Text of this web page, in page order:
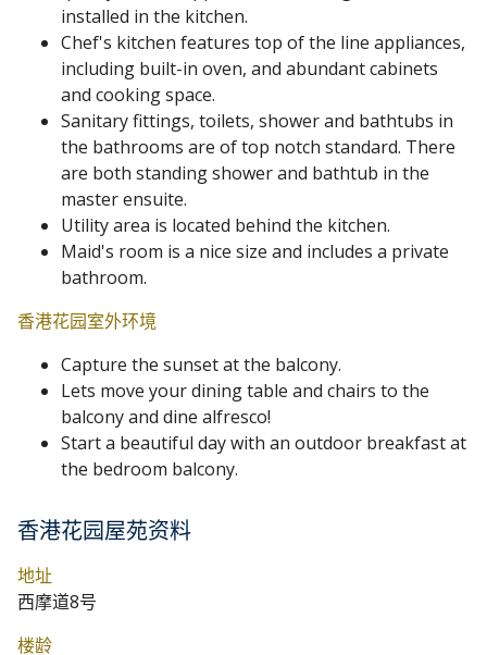
installed in the kitchen.
Chef's kitchen features top of the line appliances,
including built-in oven, and abundant cabinets
and cooking space.
Sanitary fittings, toilets, shower and bathtubs in
the bathrooms are of top notch standard. There
are both standing shower and bathtub in the
master ensuite.
Utility area is located behind the kitchen.
Maid's room is a nice size and includes a private
bathroom.
香港花园室外环境
Capture the sunset at the balcony.
Lets move your dining table and chairs to the
balcony and dine alfresco!
Start a beautiful day with an outdoor breakfast at
the bedroom balcony.
香港花园屋苑资料
地址
西摩道8号
楼龄